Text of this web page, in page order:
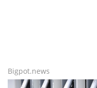
Bigpot.news